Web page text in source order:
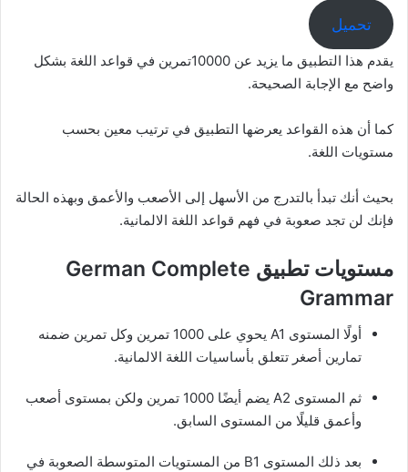
تحميل
يقدم هذا التطبيق ما يزيد عن 10000تمرين في قواعد اللغة بشكل
واضح مع الإجابة الصحيحة.
كما أن هذه القواعد يعرضها التطبيق في ترتيب معين بحسب
مستويات اللغة.
بحيث أنك تبدأ بالتدرج من الأسهل إلى الأصعب والأعمق وبهذه الحالة
فإنك لن تجد صعوبة في فهم قواعد اللغة الالمانية.
مستويات تطبيق German Complete
Grammar
أولًا المستوى A1 يحوي على 1000 تمرين وكل تمرين ضمنه
تمارين أصغر تتعلق بأساسيات اللغة الالمانية.
ثم المستوى A2 يضم أيضًا 1000 تمرين ولكن بمستوى أصعب
وأعمق قليلًا من المستوى السابق.
بعد ذلك المستوى B1 من المستويات المتوسطة الصعوبة في